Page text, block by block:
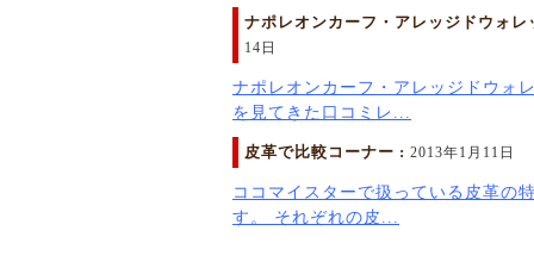
ナポレオンカーフ・アレッジドウォ
14日
ナポレオンカーフ・アレッジドウォ
を見てきた口コミレ...
皮革で比較コーナー : 2013年1月11日
ココマイスターで扱っている皮革の
す。 それぞれの皮...